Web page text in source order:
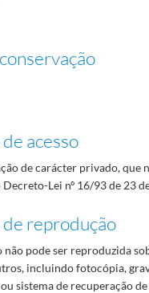
acesso
de carácter privado, que
Lei nº 16/93 de 23 de
reprodução
não pode ser reproduzida
incluindo fotocópia,
sistema de recuperação